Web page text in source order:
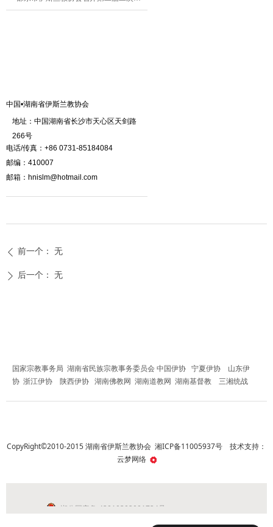
地址：中国湖南省长沙市天心区天剑路
266号
中国•湖南省伊斯兰教协会
电话/传真：+86 0731-85184084
邮编：410007
邮箱：hnislm@hotmail.com
ꄴ 前一个： 无
ꄲ 后一个： 无
国家宗教事务局 湖南省民族宗教事务委员会中国伊协 宁夏伊协
山东伊
协 浙江伊协 陕西伊协 湖南佛教网 湖南道教网 湖南基督教 三湘统战
CopyRight©2010-2015 湖南省伊斯兰教协会 湘ICP备11005937号 技术支持：
云梦网络
湘公网安备 43010302001724号